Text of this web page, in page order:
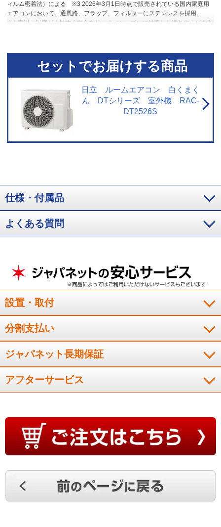
ィルム密着法）による
※3 2026年3月1日時点で販売されている国内家庭用
エアコンにおいて。通風路、フラップ、フィルターにステンレスを採用。
※4 室温・湿度が上昇する場合あり。オフシーズンに付着した汚れやカビを取
テンを閉め切った日射量の少ない日中を想定。
※6 運転中の室外機の吸い込
み空気温度。ベランダなど狭小スペースに設置した場合、室外機周辺が高温
になることがあります。所定の設置スペースを確保してください。また、高
温の場合、製品保護のため運転しないことがあります。使用環境により能力
が低下する場合があります。
セットでお届けする商品
日立 ルームエアコン 白くまく
ん DTシリーズ 室外機 RAC-
DT2526S
仕様・付属品
よくある質問
設置・取付
分割支払い
ジャパネット長期保証
アフターサービス